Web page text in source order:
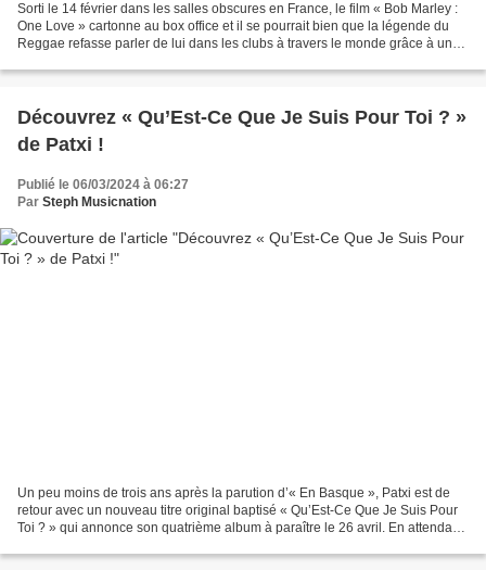
Sorti le 14 février dans les salles obscures en France, le film « Bob Marley :
One Love » cartonne au box office et il se pourrait bien que la légende du
Reggae refasse parler de lui dans les clubs à travers le monde grâce à un
Découvrez « Qu’Est-Ce Que Je Suis Pour Toi ? »
de Patxi !
Publié le 06/03/2024 à 06:27
Par Steph Musicnation
Un peu moins de trois ans après la parution d’« En Basque », Patxi est de
retour avec un nouveau titre original baptisé « Qu’Est-Ce Que Je Suis Pour
Toi ? » qui annonce son quatrième album à paraître le 26 avril. En attendant